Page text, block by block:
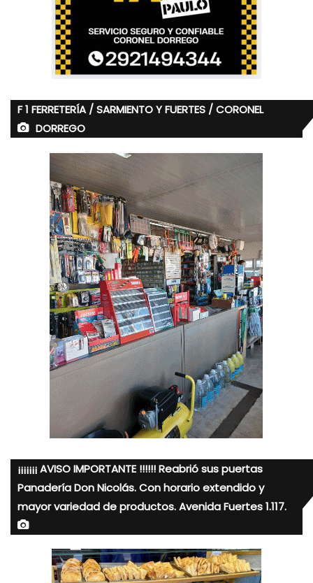
F 1 FERRETERÍA / SARMIENTO Y FUERTES / CORONEL
DORREGO
¡¡¡¡¡¡¡ AVISO IMPORTANTE !!!!!! Reabrió sus puertas
Panadería Don Nicolás. Con horario extendido y
mayor variedad de productos. Avenida Fuertes 1.117.